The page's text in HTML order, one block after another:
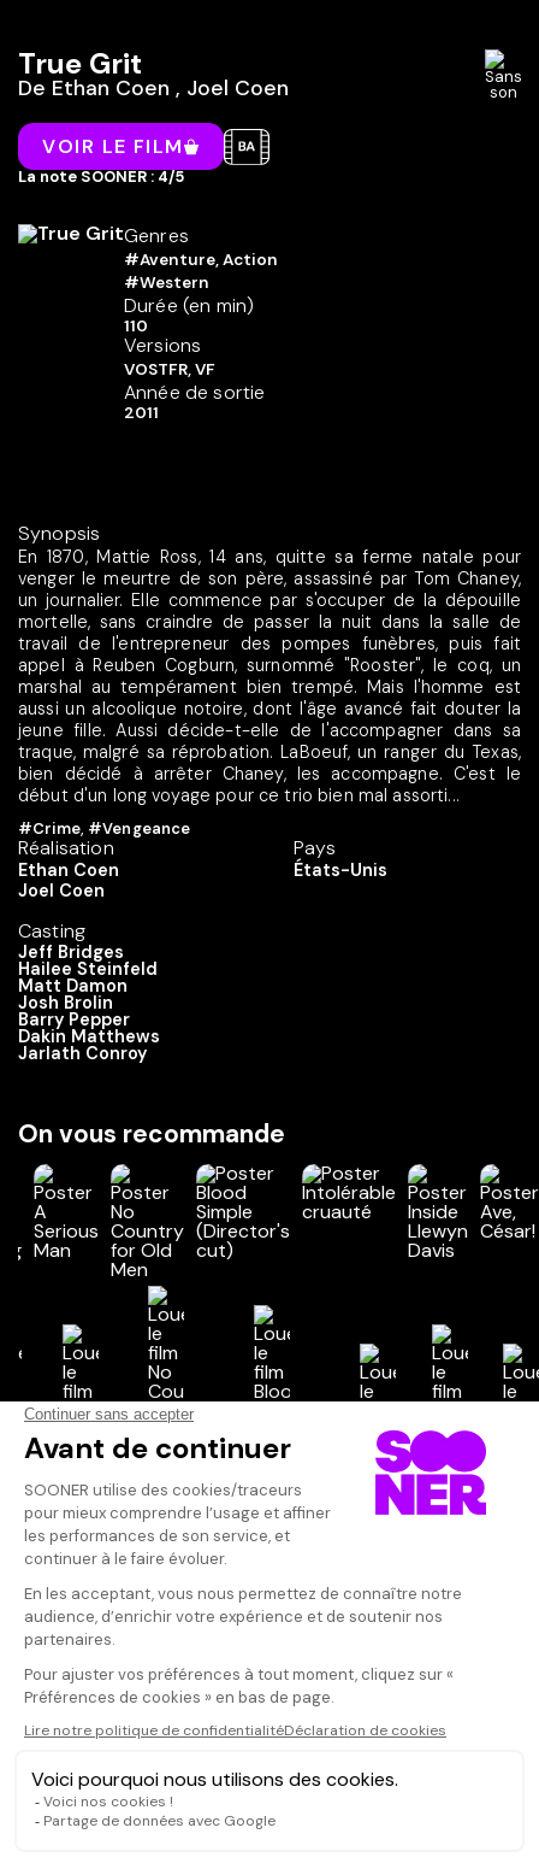
True Grit
De Ethan Coen , Joel Coen
VOIR LE FILM
La note SOONER : 4/5
Genres
#Aventure, Action
#Western
Durée (en min)
110
Versions
VOSTFR, VF
Année de sortie
2011
Synopsis
En 1870, Mattie Ross, 14 ans, quitte sa ferme natale pour
venger le meurtre de son père, assassiné par Tom Chaney,
un journalier. Elle commence par s'occuper de la dépouille
mortelle, sans craindre de passer la nuit dans la salle de
travail de l'entrepreneur des pompes funèbres, puis fait
appel à Reuben Cogburn, surnommé "Rooster", le coq, un
marshal au tempérament bien trempé. Mais l'homme est
aussi un alcoolique notoire, dont l'âge avancé fait douter la
jeune fille. Aussi décide-t-elle de l'accompagner dans sa
traque, malgré sa réprobation. LaBoeuf, un ranger du Texas,
bien décidé à arrêter Chaney, les accompagne. C'est le
début d'un long voyage pour ce trio bien mal assorti...
#Crime, #Vengeance
Réalisation
Ethan Coen
Joel Coen
Casting
Jeff Bridges
Hailee Steinfeld
Matt Damon
Josh Brolin
Barry Pepper
Dakin Matthews
Jarlath Conroy
Pays
États-Unis
On vous recommande
Vos avis
Donnez votre avis
Votre note
Votre commentaire
Il faut vous connecter pour
publier un avis
CONNEXION